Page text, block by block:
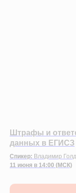
Штрафы и
данных в ЕГИСЗ
Спикер: Владимир
11 июня в 14:00 (МСК)